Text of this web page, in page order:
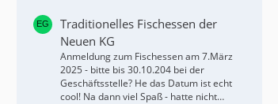
Traditionelles Fischessen der
Neuen KG
Anmeldung zum Fischessen am 7.März
2025 - bitte bis 30.10.204 bei der
Geschäftsstelle? He das Datum ist echt
cool! Na dann viel Spaß - hatte nicht…